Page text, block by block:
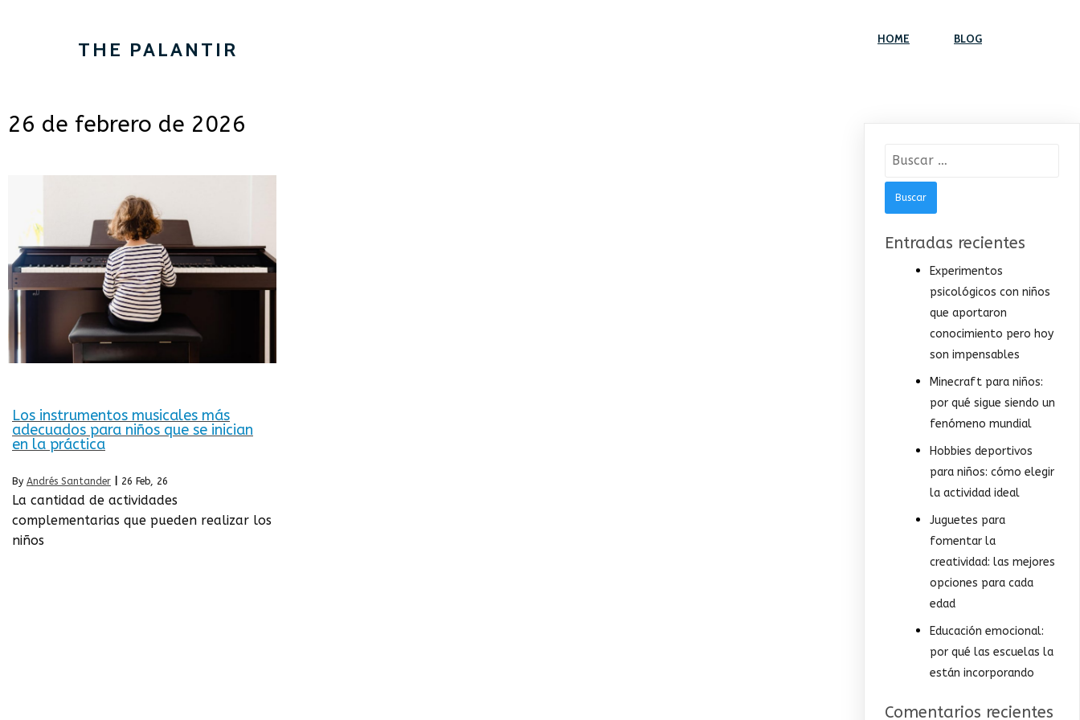
THE PALANTIR HOME BLOG
26 de febrero de 2026
Los instrumentos musicales más
adecuados para niños que se inician
en la práctica
By Andrés Santander 26 Feb, 26
La cantidad de actividades
complementarias que pueden realizar los
niños
Buscar:
Entradas recientes
Experimentos
psicológicos con niños
que aportaron
conocimiento pero hoy
son impensables
Minecraft para niños:
por qué sigue siendo un
fenómeno mundial
Hobbies deportivos
para niños: cómo elegir
la actividad ideal
Juguetes para
fomentar la
creatividad: las mejores
opciones para cada
edad
Educación emocional:
por qué las escuelas la
están incorporando
Comentarios recientes